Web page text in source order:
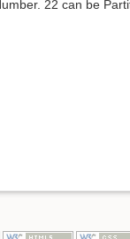
22 can be